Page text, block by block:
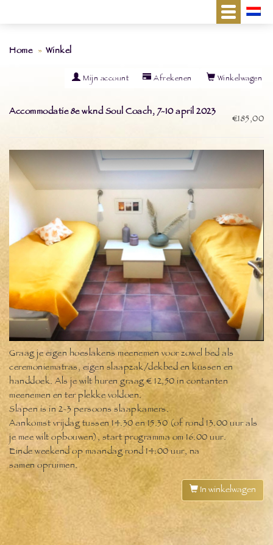
Home Winkel
Winkelwagen
Afrekenen
Mijn account
€185,00
Accommodatie 8e wknd Soul Coach, 7-10 april 2023
Graag je eigen hoeslakens meenemen voor zowel bed als
ceremoniematras, eigen slaapzak/dekbed en kussen en
handdoek. Als je wilt huren graag € 12,50 in contanten
meenemen en ter plekke voldoen.
Slapen is in 2-3 persoons slaapkamers.
Aankomst vrijdag tussen 14.30 en 15.30 (of rond 13.00 uur als
je mee wilt opbouwen), start programma om 16.00 uur.
Einde weekend op maandag rond 14:00 uur, na
samen opruimen.
In winkelwagen